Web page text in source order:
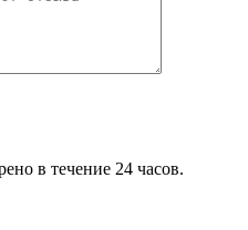
в течение 24 часов.